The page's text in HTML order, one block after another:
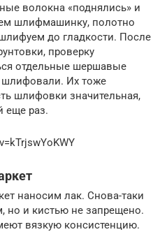
волокна «поднялись» и
шлифмашинку, полотно
до гладкости. После
проверку
отдельные шершавые
шлифовали. Их тоже
шлифовки значительная,
еще раз.
наносим лак. Снова-таки
но и кистью не запрещено.
вязкую консистенцию.